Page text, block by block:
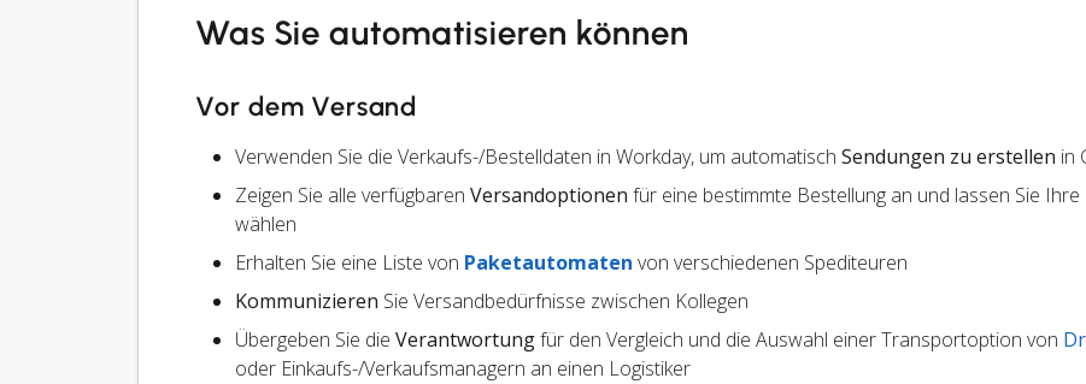
Was Sie automatisieren können
Vor dem Versand
Verwenden Sie die Verkaufs-/Bestelldaten in Workday, um automatisch Sendungen zu erstellen in
Zeigen Sie alle verfügbaren Versandoptionen für eine bestimmte Bestellung an und lassen Sie
wählen
Erhalten Sie eine Liste von Paketautomaten von verschiedenen Spediteuren
Kommunizieren Sie Versandbedürfnisse zwischen Kollegen
Übergeben Sie die Verantwortungfür den Vergleich und die Auswahl einer Transportoption von
oder Einkaufs-/Verkaufsmanagern an einen Logistiker